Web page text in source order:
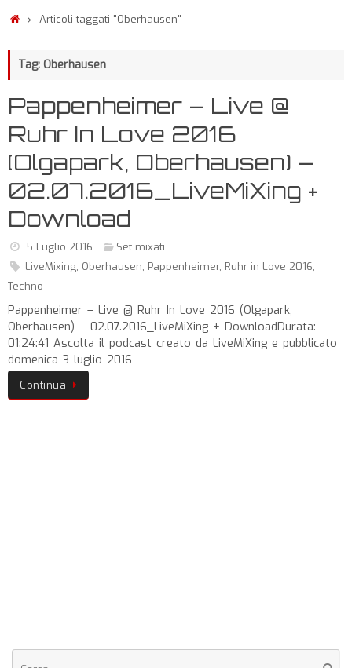
Articoli taggati "Oberhausen"
Tag: Oberhausen
Pappenheimer – Live @
Ruhr In Love 2016
(Olgapark, Oberhausen) –
02.07.2016_LiveMiXing +
Download
5 Luglio 2016
Set mixati
LiveMixing, Oberhausen, Pappenheimer, Ruhr in Love 2016,
Techno
Pappenheimer – Live @ Ruhr In Love 2016 (Olgapark,
Oberhausen) – 02.07.2016_LiveMiXing + DownloadDurata:
01:24:41 Ascolta il podcast creato da LiveMiXing e pubblicato
domenica 3 luglio 2016
Continua